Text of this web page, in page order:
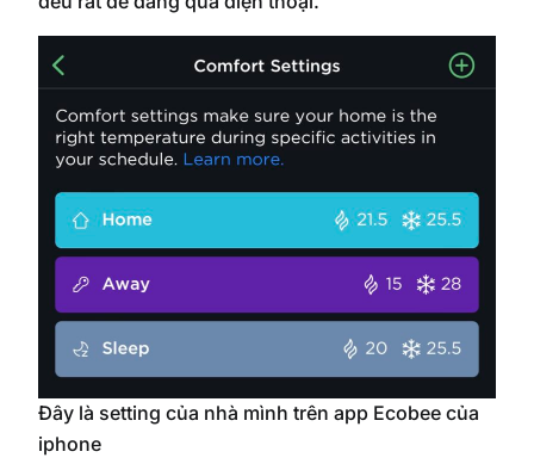
Đây là setting của nhà mình trên app Ecobee của
iphone